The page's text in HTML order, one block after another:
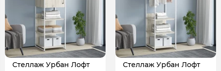
Стеллаж Урбан Лофт
Стеллаж Урбан Лофт